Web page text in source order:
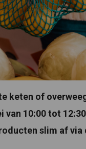
keten of
10:00 tot
slim af via